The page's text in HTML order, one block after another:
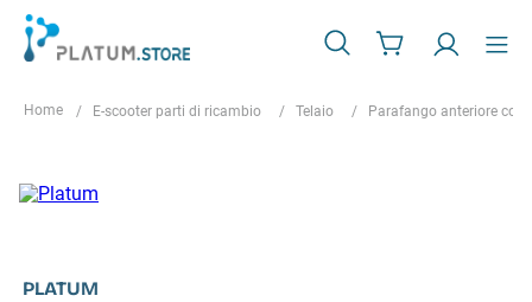
E-scooter parti di ricambio Telaio Parafango anteriore con
PLATUM